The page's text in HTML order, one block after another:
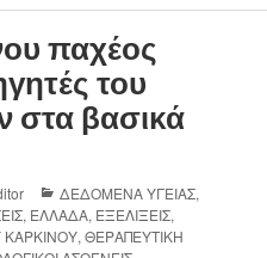
παχέος
του
στα βασικά
ΔΕΔΟΜΕΝΑ ΥΓΕΙΑΣ,
, ΕΛΛΑΔΑ, ΕΞΕΛΙΞΕΙΣ,
ΚΑΡΚΙΝΟΥ,ΘΕΡΑΠΕΥΤΙΚΗ